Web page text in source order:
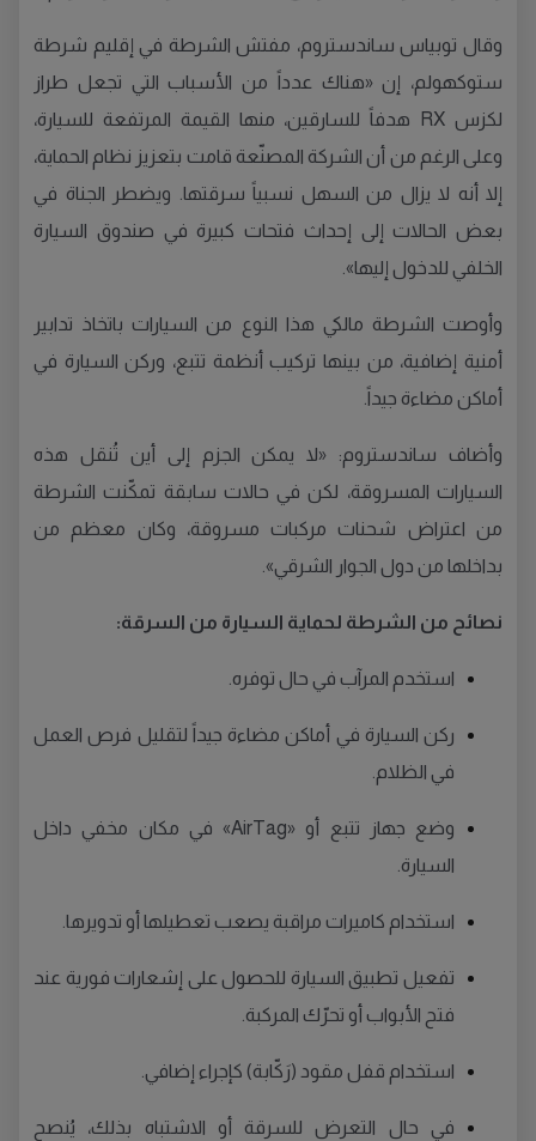
وقال توبياس ساندستروم، مفتش الشرطة في إقليم شرطة
ستوكهولم، إن «هناك عدداً من الأسباب التي تجعل طراز
لكزس RX هدفاً للسارقين، منها القيمة المرتفعة للسيارة،
وعلى الرغم من أن الشركة المصنّعة قامت بتعزيز نظام الحماية،
إلا أنه لا يزال من السهل نسبياً سرقتها. ويضطر الجناة في
بعض الحالات إلى إحداث فتحات كبيرة في صندوق السيارة
الخلفي للدخول إليها».
وأوصت الشرطة مالكي هذا النوع من السيارات باتخاذ تدابير
أمنية إضافية، من بينها تركيب أنظمة تتبع، وركن السيارة في
أماكن مضاءة جيداً.
وأضاف ساندستروم: «لا يمكن الجزم إلى أين تُنقل هذه
السيارات المسروقة، لكن في حالات سابقة تمكّنت الشرطة
من اعتراض شحنات مركبات مسروقة، وكان معظم من
بداخلها من دول الجوار الشرقي».
نصائح من الشرطة لحماية السيارة من السرقة:
استخدم المرآب في حال توفره.
ركن السيارة في أماكن مضاءة جيداً لتقليل فرص العمل
في الظلام.
وضع جهاز تتبع أو «AirTag» في مكان مخفي داخل
السيارة.
استخدام كاميرات مراقبة يصعب تعطيلها أو تدويرها.
تفعيل تطبيق السيارة للحصول على إشعارات فورية عند
فتح الأبواب أو تحرّك المركبة.
استخدام قفل مقود (رَكّابة) كإجراء إضافي.
في حال التعرض للسرقة أو الاشتباه بذلك، يُنصح